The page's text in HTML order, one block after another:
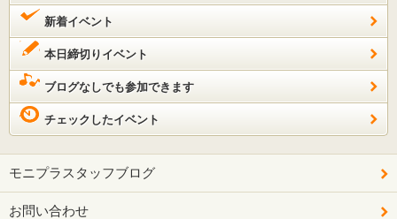
新着イベント
本日締切りイベント
ブログなしでも参加できます
チェックしたイベント
モニプラスタッフブログ
お問い合わせ